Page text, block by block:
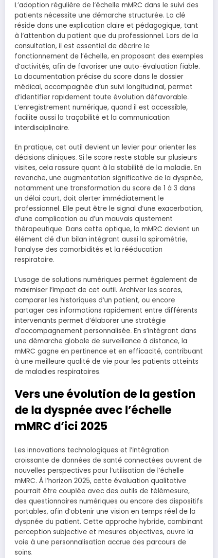
L’adoption régulière de l’échelle mMRC dans le suivi des
patients nécessite une démarche structurée. La clé
réside dans une explication claire et pédagogique, tant
à l’attention du patient que du professionnel. Lors de la
consultation, il est essentiel de décrire le
fonctionnement de l’échelle, en proposant des exemples
d’activités, afin de favoriser une auto-évaluation fiable.
La documentation précise du score dans le dossier
médical, accompagnée d’un suivi longitudinal, permet
d’identifier rapidement toute évolution défavorable.
L’enregistrement numérique, quand il est accessible,
facilite aussi la traçabilité et la communication
interdisciplinaire.
En pratique, cet outil devient un levier pour orienter les
décisions cliniques. Si le score reste stable sur plusieurs
visites, cela rassure quant à la stabilité de la maladie. En
revanche, une augmentation significative de la dyspnée,
notamment une transformation du score de 1 à 3 dans
un délai court, doit alerter immédiatement le
professionnel. Elle peut être le signal d’une exacerbation,
d’une complication ou d’un mauvais ajustement
thérapeutique. Dans cette optique, la mMRC devient un
élément clé d’un bilan intégrant aussi la spirométrie,
l’analyse des comorbidités et la rééducation
respiratoire.
L’usage de solutions numériques permet également de
maximiser l’impact de cet outil. Archiver les scores,
comparer les historiques d’un patient, ou encore
partager ces informations rapidement entre différents
intervenants permet d’élaborer une stratégie
d’accompagnement personnalisée. En s’intégrant dans
une démarche globale de surveillance à distance, la
mMRC gagne en pertinence et en efficacité, contribuant
à une meilleure qualité de vie pour les patients atteints
de maladies respiratoires.
Vers une évolution de la gestion
de la dyspnée avec l’échelle
mMRC d’ici 2025
Les innovations technologiques et l’intégration
croissante de données de santé connectées ouvrent de
nouvelles perspectives pour l’utilisation de l’échelle
mMRC. À l’horizon 2025, cette évaluation qualitative
pourrait être couplée avec des outils de télémesure,
des questionnaires numériques ou encore des dispositifs
portables, afin d’obtenir une vision en temps réel de la
dyspnée du patient. Cette approche hybride, combinant
perception subjective et mesures objectives, ouvre la
voie à une personnalisation accrue des parcours de
soins.